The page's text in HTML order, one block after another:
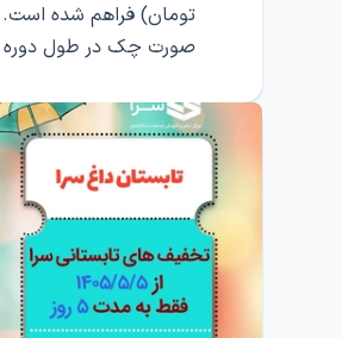
تومان) فراهم شده است.
صورت چک در طول دوره